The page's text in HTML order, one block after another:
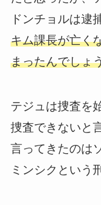
ドンチョルは逮
キム課長が亡く
まったんでしょ
テジュは捜査を
捜査できないと
言ってきたのは
ミンシクという